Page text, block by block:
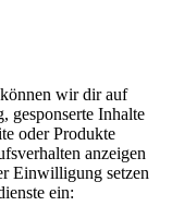
wir dir auf
gesponserte Inhalte
oder Produkte
anzeigen
Einwilligung setzen
ein: